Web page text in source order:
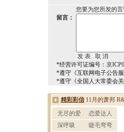
您要为您所发的
留言：
*经营许可证编号：京
*遵守《互联网电子公告服
*遵守《全国人大常委会